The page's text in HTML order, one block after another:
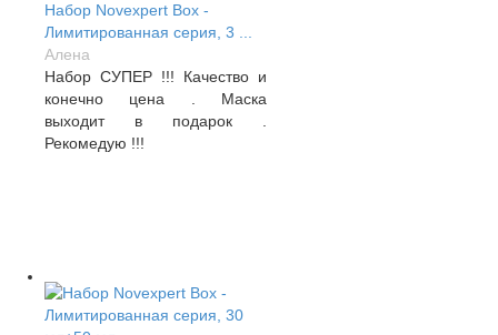
Набор Novexpert Box -
Лимитированная серия, 3 ...
Алена
Набор СУПЕР !!! Качество и
конечно цена . Маска
выходит в подарок .
Рекомедую !!!